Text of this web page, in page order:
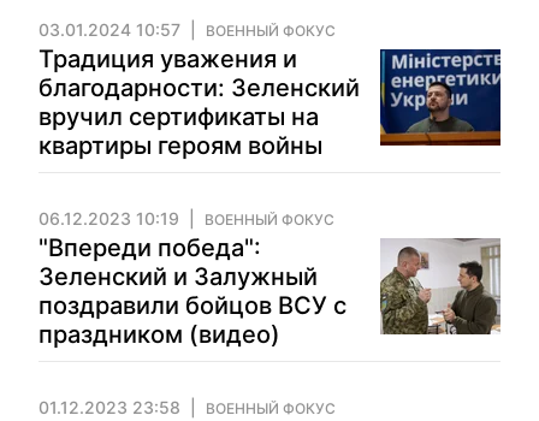
03.01.2024 10:57 ВОЕННЫЙ ФОКУС
Традиция уважения и
благодарности: Зеленский
вручил сертификаты на
квартиры героям войны
06.12.2023 10:19 ВОЕННЫЙ ФОКУС
"Впереди победа":
Зеленский и Залужный
поздравили бойцов ВСУ с
праздником (видео)
01.12.2023 23:58 ВОЕННЫЙ ФОКУС